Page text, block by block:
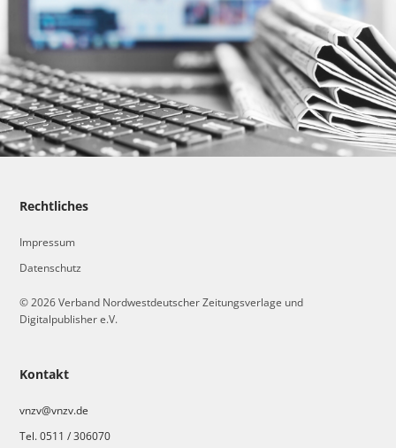
Kontakt
vnzv@vnzv.de
Tel. 0511 / 306070
Rechtliches
Impressum
Datenschutz
© 2026 Verband Nordwestdeutscher Zeitungsverlage und
Digitalpublisher e.V.